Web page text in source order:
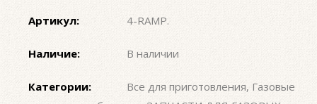
Артикул: 4-RAMP.
Наличие: В наличии
Категории: Все для приготовления, Газовые